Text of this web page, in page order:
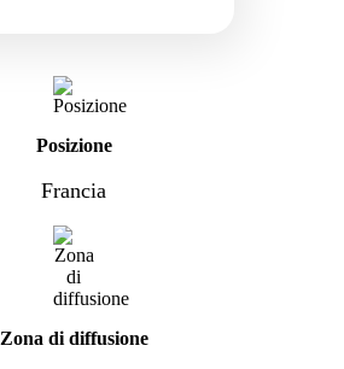
Posizione
Francia
Zona di diffusione